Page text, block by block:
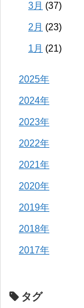
3月 (37)
2月 (23)
1月 (21)
2025年
2024年
2023年
2022年
2021年
2020年
2019年
2018年
2017年
タグ